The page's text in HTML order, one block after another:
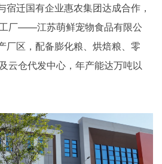
宿迁国有企业惠农集团达成合作，
厂——江苏萌鲜宠物食品有限公
厂区，配备膨化粮、烘焙粮、零
云仓代发中心，年产能达万吨以